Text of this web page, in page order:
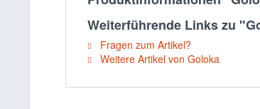
Weiterführende Links zu
Fragen zum Artikel?
Weitere Artikel von Goloka